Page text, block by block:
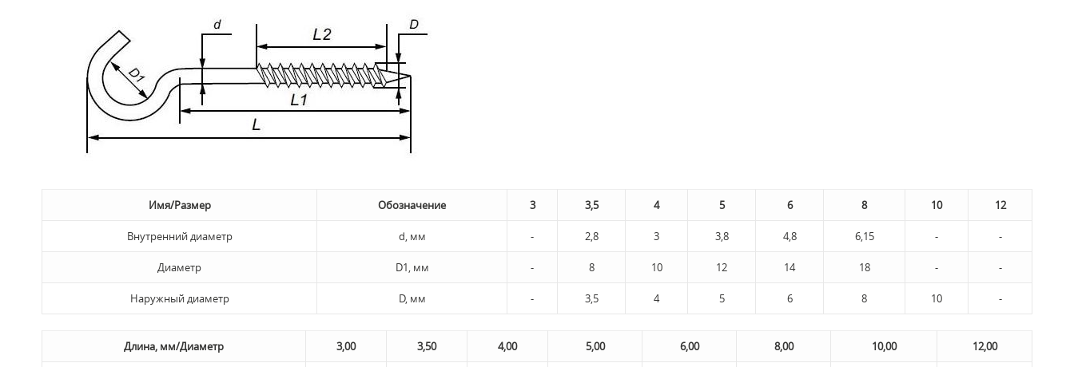
Имя/Размер Обозначение 3 3,5 4 5 6 8 10 12
Внутренний диаметр d, мм - 2,8 3 3,8 4,8 6,15 - -
Диаметр D1, мм - 8 10 12 14 18 - -
Наружный диаметр D, мм - 3,5 4 5 6 8 10 -
Длина, мм/Диаметр 3,00 3,50 4,00 5,00 6,00 8,00 10,00 12,00